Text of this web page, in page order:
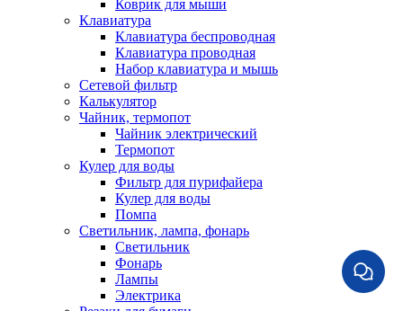
Коврик для мыши
Клавиатура
Клавиатура беспроводная
Клавиатура проводная
Набор клавиатура и мышь
Сетевой фильтр
Калькулятор
Чайник, термопот
Чайник электрический
Термопот
Кулер для воды
Фильтр для пурифайера
Кулер для воды
Помпа
Светильник, лампа, фонарь
Светильник
Фонарь
Лампы
Электрика